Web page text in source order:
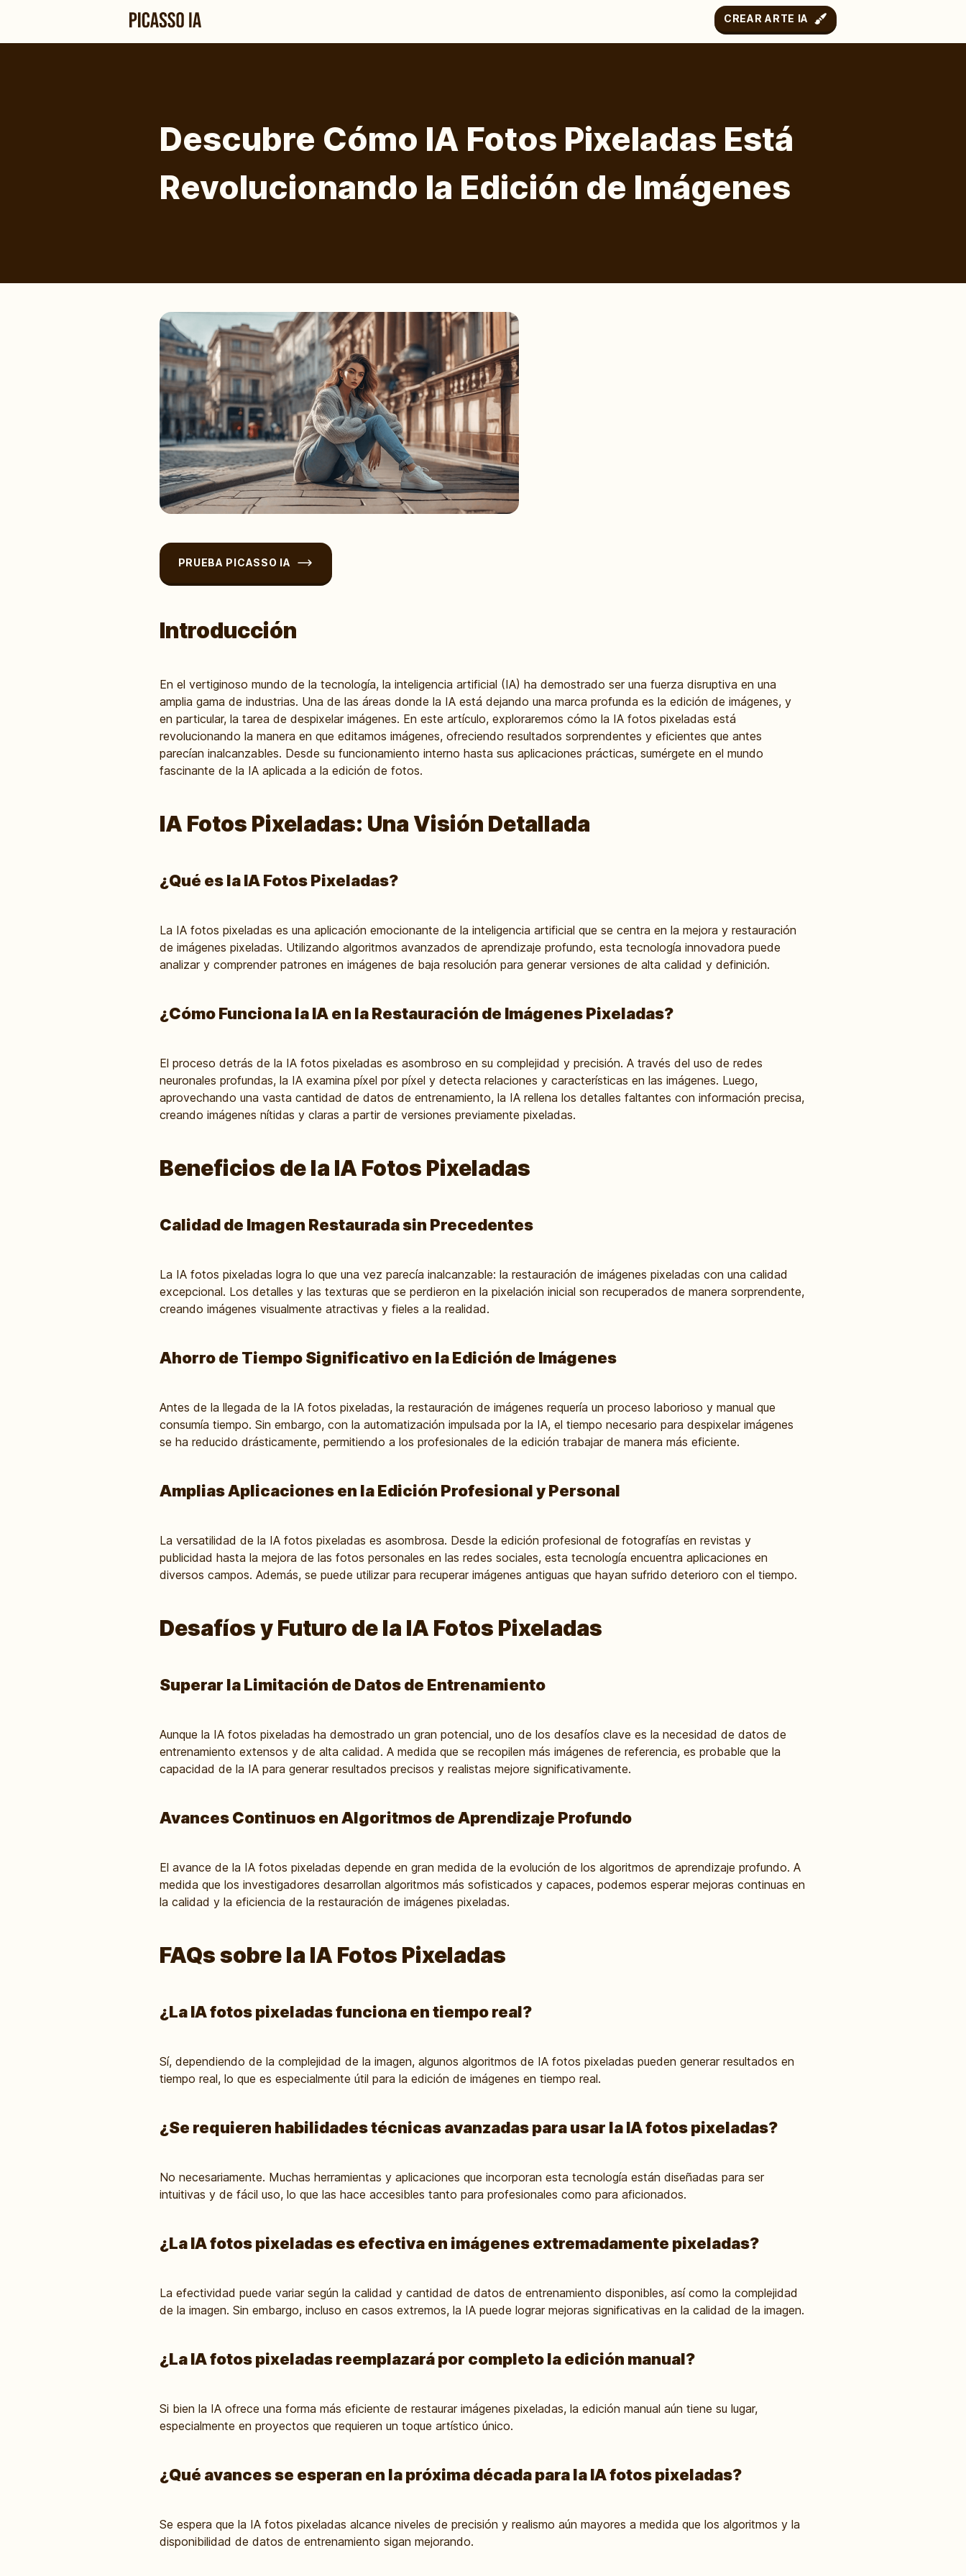
CREAR ARTE IA
Descubre Cómo IA Fotos Pixeladas Está
Revolucionando la Edición de Imágenes
PRUEBA PICASSO IA
Introducción
En el vertiginoso mundo de la tecnología, la inteligencia artificial (IA) ha demostrado ser una fuerza disruptiva en una
amplia gama de industrias. Una de las áreas donde la IA está dejando una marca profunda es la edición de imágenes, y
en particular, la tarea de despixelar imágenes. En este artículo, exploraremos cómo la IA fotos pixeladas está
revolucionando la manera en que editamos imágenes, ofreciendo resultados sorprendentes y eficientes que antes
parecían inalcanzables. Desde su funcionamiento interno hasta sus aplicaciones prácticas, sumérgete en el mundo
fascinante de la IA aplicada a la edición de fotos.
IA Fotos Pixeladas: Una Visión Detallada
¿Qué es la IA Fotos Pixeladas?
La IA fotos pixeladas es una aplicación emocionante de la inteligencia artificial que se centra en la mejora y restauración
de imágenes pixeladas. Utilizando algoritmos avanzados de aprendizaje profundo, esta tecnología innovadora puede
analizar y comprender patrones en imágenes de baja resolución para generar versiones de alta calidad y definición.
¿Cómo Funciona la IA en la Restauración de Imágenes Pixeladas?
El proceso detrás de la IA fotos pixeladas es asombroso en su complejidad y precisión. A través del uso de redes
neuronales profundas, la IA examina píxel por píxel y detecta relaciones y características en las imágenes. Luego,
aprovechando una vasta cantidad de datos de entrenamiento, la IA rellena los detalles faltantes con información precisa,
creando imágenes nítidas y claras a partir de versiones previamente pixeladas.
Beneficios de la IA Fotos Pixeladas
Calidad de Imagen Restaurada sin Precedentes
La IA fotos pixeladas logra lo que una vez parecía inalcanzable: la restauración de imágenes pixeladas con una calidad
excepcional. Los detalles y las texturas que se perdieron en la pixelación inicial son recuperados de manera sorprendente,
creando imágenes visualmente atractivas y fieles a la realidad.
Ahorro de Tiempo Significativo en la Edición de Imágenes
Antes de la llegada de la IA fotos pixeladas, la restauración de imágenes requería un proceso laborioso y manual que
consumía tiempo. Sin embargo, con la automatización impulsada por la IA, el tiempo necesario para despixelar imágenes
se ha reducido drásticamente, permitiendo a los profesionales de la edición trabajar de manera más eficiente.
Amplias Aplicaciones en la Edición Profesional y Personal
La versatilidad de la IA fotos pixeladas es asombrosa. Desde la edición profesional de fotografías en revistas y
publicidad hasta la mejora de las fotos personales en las redes sociales, esta tecnología encuentra aplicaciones en
diversos campos. Además, se puede utilizar para recuperar imágenes antiguas que hayan sufrido deterioro con el tiempo.
Desafíos y Futuro de la IA Fotos Pixeladas
Superar la Limitación de Datos de Entrenamiento
Aunque la IA fotos pixeladas ha demostrado un gran potencial, uno de los desafíos clave es la necesidad de datos de
entrenamiento extensos y de alta calidad. A medida que se recopilen más imágenes de referencia, es probable que la
capacidad de la IA para generar resultados precisos y realistas mejore significativamente.
Avances Continuos en Algoritmos de Aprendizaje Profundo
El avance de la IA fotos pixeladas depende en gran medida de la evolución de los algoritmos de aprendizaje profundo. A
medida que los investigadores desarrollan algoritmos más sofisticados y capaces, podemos esperar mejoras continuas en
la calidad y la eficiencia de la restauración de imágenes pixeladas.
FAQs sobre la IA Fotos Pixeladas
¿La IA fotos pixeladas funciona en tiempo real?
Sí, dependiendo de la complejidad de la imagen, algunos algoritmos de IA fotos pixeladas pueden generar resultados en
tiempo real, lo que es especialmente útil para la edición de imágenes en tiempo real.
¿Se requieren habilidades técnicas avanzadas para usar la IA fotos pixeladas?
No necesariamente. Muchas herramientas y aplicaciones que incorporan esta tecnología están diseñadas para ser
intuitivas y de fácil uso, lo que las hace accesibles tanto para profesionales como para aficionados.
¿La IA fotos pixeladas es efectiva en imágenes extremadamente pixeladas?
La efectividad puede variar según la calidad y cantidad de datos de entrenamiento disponibles, así como la complejidad
de la imagen. Sin embargo, incluso en casos extremos, la IA puede lograr mejoras significativas en la calidad de la imagen.
¿La IA fotos pixeladas reemplazará por completo la edición manual?
Si bien la IA ofrece una forma más eficiente de restaurar imágenes pixeladas, la edición manual aún tiene su lugar,
especialmente en proyectos que requieren un toque artístico único.
¿Qué avances se esperan en la próxima década para la IA fotos pixeladas?
Se espera que la IA fotos pixeladas alcance niveles de precisión y realismo aún mayores a medida que los algoritmos y la
disponibilidad de datos de entrenamiento sigan mejorando.